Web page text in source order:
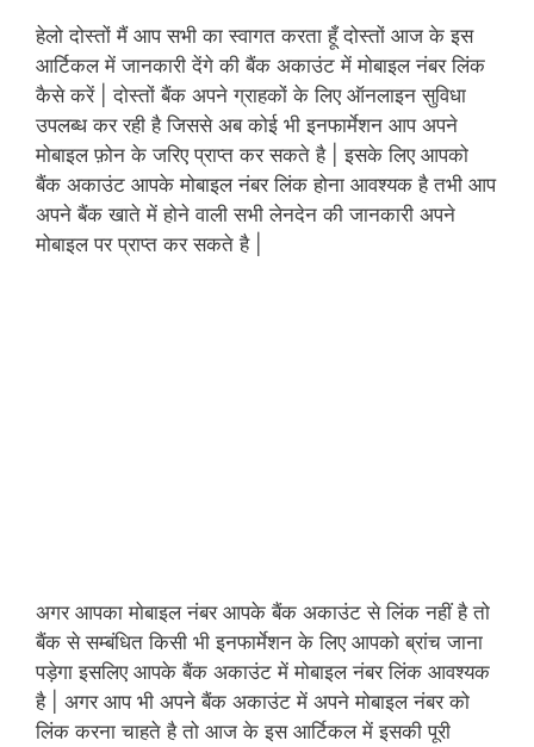
हेलो दोस्तों मैं आप सभी का स्वागत करता हूँ दोस्तों आज के इस
आर्टिकल में जानकारी देंगे की बैंक अकाउंट में मोबाइल नंबर लिंक
कैसे करें | दोस्तों बैंक अपने ग्राहकों के लिए ऑनलाइन सुविधा
उपलब्ध कर रही है जिससे अब कोई भी इनफार्मेशन आप अपने
मोबाइल फ़ोन के जरिए प्राप्त कर सकते है | इसके लिए आपको
बैंक अकाउंट आपके मोबाइल नंबर लिंक होना आवश्यक है तभी आप
अपने बैंक खाते में होने वाली सभी लेनदेन की जानकारी अपने
मोबाइल पर प्राप्त कर सकते है |
अगर आपका मोबाइल नंबर आपके बैंक अकाउंट से लिंक नहीं है तो
बैंक से सम्बंधित किसी भी इनफार्मेशन के लिए आपको ब्रांच जाना
पड़ेगा इसलिए आपके बैंक अकाउंट में मोबाइल नंबर लिंक आवश्यक
है | अगर आप भी अपने बैंक अकाउंट में अपने मोबाइल नंबर को
लिंक करना चाहते है तो आज के इस आर्टिकल में इसकी पूरी